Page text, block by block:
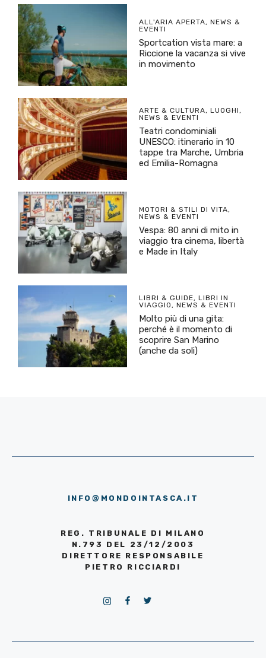
ALL'ARIA APERTA, NEWS &
EVENTI
Sportcation vista mare: a
Riccione la vacanza si vive
in movimento
ARTE & CULTURA, LUOGHI,
NEWS & EVENTI
Teatri condominiali
UNESCO: itinerario in 10
tappe tra Marche, Umbria
ed Emilia-Romagna
MOTORI & STILI DI VITA,
NEWS & EVENTI
Vespa: 80 anni di mito in
viaggio tra cinema, libertà
e Made in Italy
LIBRI & GUIDE, LIBRI IN
VIAGGIO, NEWS & EVENTI
Molto più di una gita:
perché è il momento di
scoprire San Marino
(anche da soli)
INFO@MONDOINTASCA.IT
REG. TRIBUNALE DI MILANO
N.793 DEL 23/12/2003
DIRETTORE RESPONSABILE
PIETRO RICCIARDI